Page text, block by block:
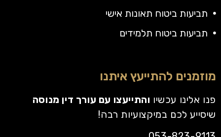
תביעות ביטוח תאונות אישי
תביעות ביטוח תלמידים
מוזמנים להתייעץ איתנו
פנו אלינו עכשיו והתייעצו עם עורך דין מנוסה
שיסייע לכם במיקצועיות רבה!